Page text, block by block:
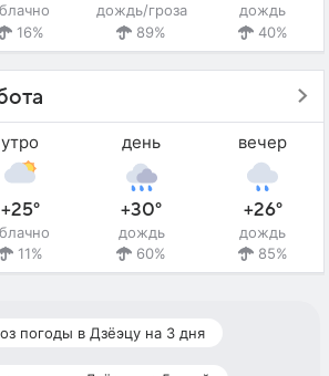
16%
дождь/гроза
89%
дождь
40%
утро
+25°
11%
день
+30°
дождь
60%
вечер
+26°
дождь
85%
погоды в Дзёэцу на 3 дня